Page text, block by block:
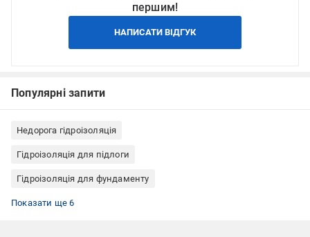
першим!
НАПИСАТИ ВІДГУК
Популярні запити
Недорога гідроізоляція
Гідроізоляція для підлоги
Гідроізоляція для фундаменту
Гідроізоляція рулонна
Гідроізоляція для підвала
Гідроізоляція для перекриття
Гідроізоляція для зовнішніх робіт
Готова гідроізоляція
Мембрани гідроізоляційні
Показати ще 6